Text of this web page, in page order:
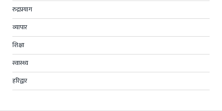
रुद्रप्रयाग
व्यापार
शिक्षा
स्वास्थ्य
हरिद्वार